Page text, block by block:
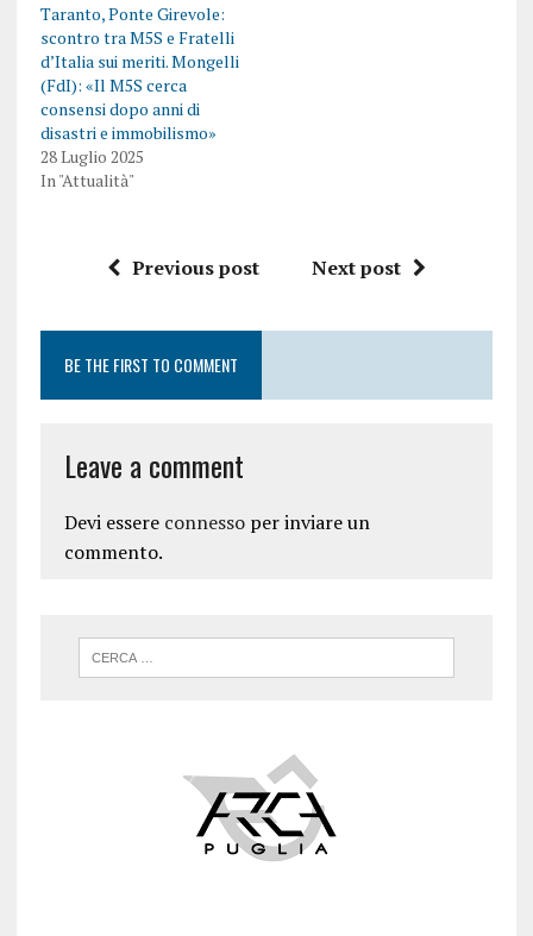
Taranto, Ponte Girevole:
scontro tra M5S e Fratelli
d’Italia sui meriti. Mongelli
(FdI): «Il M5S cerca
consensi dopo anni di
disastri e immobilismo»
28 Luglio 2025
In "Attualità"
Previous post Next post
BE THE FIRST TO COMMENT
Leave a comment
Devi essere connessoper inviare un
commento.